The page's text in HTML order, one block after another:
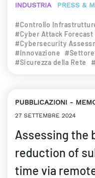
INDUSTRIA PRESS &
#Controllo
#Cyber Attack Forecast
#Cybersecurity
#Innovazione
#Sicurezza della Rete
PUBBLICAZIONI
27 SETTEMBRE 2024
Assessing the
reduction of
time via